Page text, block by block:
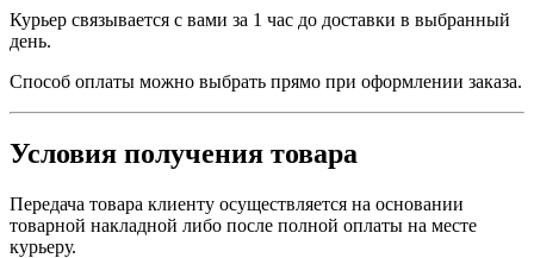
Курьер связывается с вами за 1 час до доставки в выбранный
день.
Способ оплаты можно выбрать прямо при оформлении заказа.
Условия получения товара
Передача товара клиенту осуществляется на основании
товарной накладной либо после полной оплаты на месте
курьеру.